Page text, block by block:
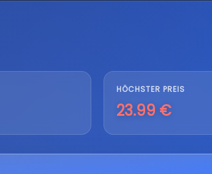
HÖCHSTER PREIS
23.99 €